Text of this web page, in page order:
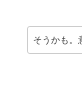
そうかも。